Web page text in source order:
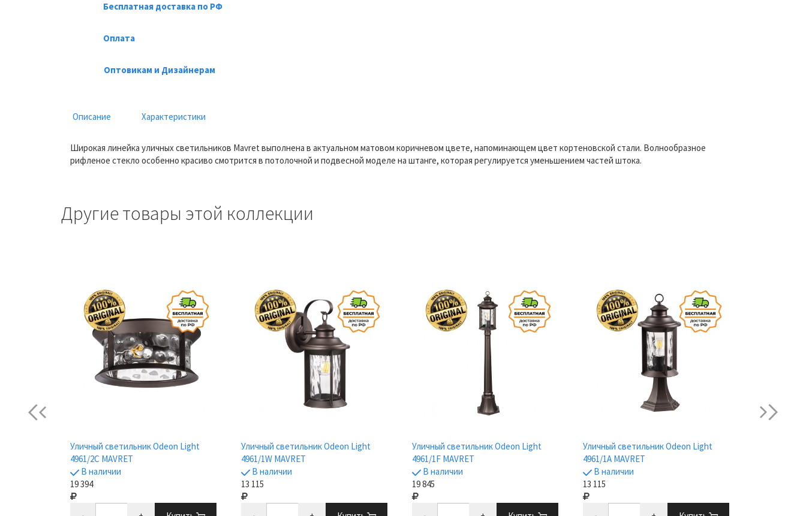
Бесплатная доставка по РФ
Оплата
Оптовикам и Дизайнерам
Описание Характеристики
Широкая линейка уличных светильников Mavret выполнена в актуальном матовом коричневом цвете, напоминающем цвет кортеновской стали. Волнообразное
рифленое стекло особенно красиво смотрится в потолочной и подвесной моделе на штанге, которая регулируется уменьшением частей штока.
Другие товары этой коллекции
Previous
Уличный светильник Odeon Light
4961/2C MAVRET
В наличии
19 394
Уличный светильник Odeon Light
4961/1W MAVRET
В наличии
13 115
Уличный светильник Odeon Light
4961/1F MAVRET
В наличии
19 845
Уличный светильник Odeon Light
4961/1A MAVRET
В наличии
13 115
next